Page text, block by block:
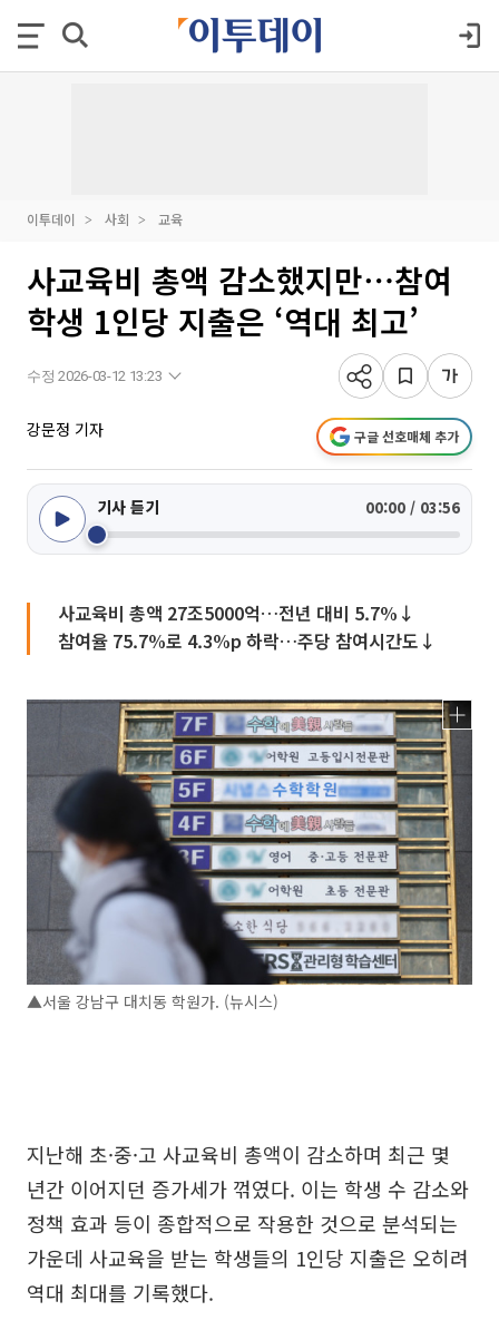
이투데이 사회 교육
사교육비 총액 감소했지만⋯참여
학생 1인당 지출은 ‘역대 최고’
수정 2026-03-12 13:23
강문정 기자 구글 선호매체 추가
기사 듣기 00:00 / 03:56
사교육비 총액 27조5000억…전년 대비 5.7%↓
참여율 75.7%로 4.3%p 하락…주당 참여시간도↓
▲서울 강남구 대치동 학원가. (뉴시스)
지난해 초·중·고 사교육비 총액이 감소하며 최근 몇
년간 이어지던 증가세가 꺾였다. 이는 학생 수 감소와
정책 효과 등이 종합적으로 작용한 것으로 분석되는
가운데 사교육을 받는 학생들의 1인당 지출은 오히려
역대 최대를 기록했다.